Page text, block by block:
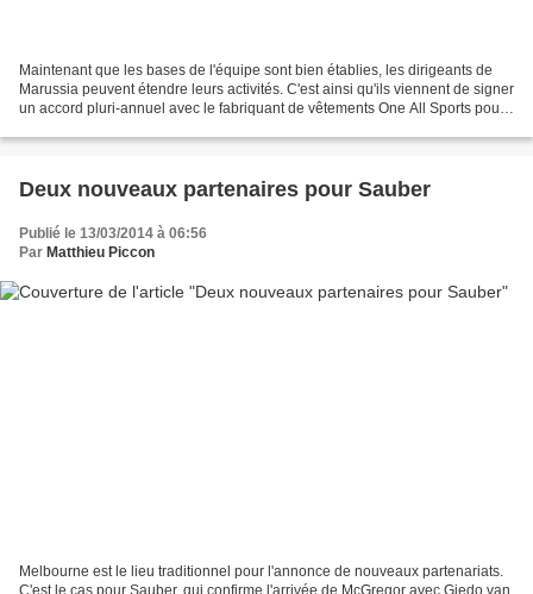
Maintenant que les bases de l'équipe sont bien établies, les dirigeants de
Marussia peuvent étendre leurs activités. C'est ainsi qu'ils viennent de signer
un accord pluri-annuel avec le fabriquant de vêtements One All Sports pour
Deux nouveaux partenaires pour Sauber
Publié le 13/03/2014 à 06:56
Par Matthieu Piccon
Melbourne est le lieu traditionnel pour l'annonce de nouveaux partenariats.
C'est le cas pour Sauber, qui confirme l'arrivée de McGregor avec Giedo van